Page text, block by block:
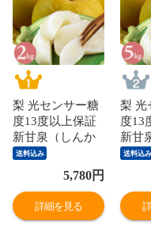
梨 光センサー糖
度13度以上保証
新甘泉（しんか
んせん）2kg詰
（5～6玉入） 鳥
取県産 なし 新甘
泉梨 赤秀 送料無
料（北海道・沖
送料込み
5,780円
詳細を見る
梨 光
度13
新甘
んせ
（8
鳥取
甘泉
無料
送料込み